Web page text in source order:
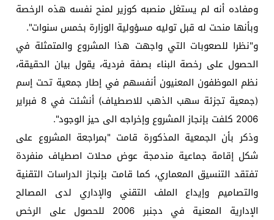
ومفاده أنه لم يستغل منصبه كوزير لمنح نفسه هذه الرخصة
وبأنها منحت له قبل توليه مسؤولية الوزارة بخمس سنوات".
و"نظرا للصعوبات التي واجهت هذا المشروع والمتمثلة في
الحصول على رخصة البناء بصفة فردية، يقول بيان الحقيقة،
نظم الموظفون المعنيون أنفسهم في إطار جمعية تحت إسم
(جمعية تجزئة سهب الذهب للاصطياف) أنشئت في 8 فبراير
2006 كلفت بإنجاز المشروع وإخراجه الى حيز الوجود".
وذكر بأن الجمعية المذكورة قامت "بمراجعة المشروع على
شكل إقامة جماعية مندمجة عوض محلات اصطياف منفردة
تفتقد التنسيق المعماري، كما قامت بإنجاز الدراسات التقنية
والتصاميم وإيداع الملف التقني والإداري لدى المصالح
الإدارية المعنية في دجنبر 2006 للحصول على الرخص